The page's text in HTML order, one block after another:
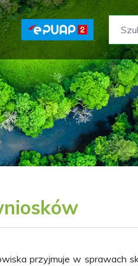
przyjmuje w sprawach